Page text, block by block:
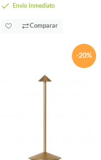
Envío Inmediato
Comparar
-20%